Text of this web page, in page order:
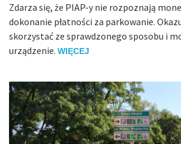
Zdarza się, że PIAP-y nie rozpoznają
dokonanie płatności za parkowanie.
skorzystać ze sprawdzonego sposobu i
urządzenie. WIĘCEJ